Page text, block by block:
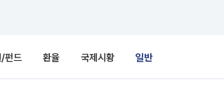
펀드 환율 국제시황 일반